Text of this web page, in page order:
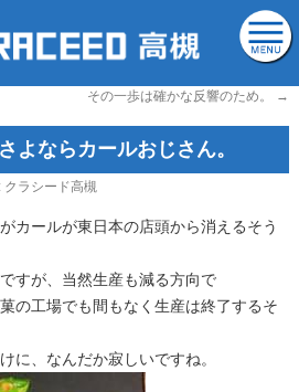
その一歩は確かな反響のため。 →
よならカールおじさん。
クラシード高槻
カールが東日本の店頭から消えるそう
すが、当然生産も減る方向で
の工場でも間もなく生産は終了するそ
に、なんだか寂しいですね。